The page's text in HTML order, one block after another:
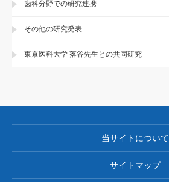
歯科分野での研究連携
その他の研究発表
東京医科大学 落谷先生との共同研究
当サイトについて
サイトマップ